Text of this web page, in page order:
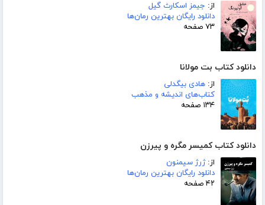
از: جیمز اسکارث گیل
دانلود رایگان بهترین رمان‌ها
۷۳ صفحه
دانلود کتاب بت مولانا
از: هادی بیگدلی
کتاب‌های اندیشه و مذهب
۱۳۴ صفحه
دانلود کتاب کمیسر مگره و پیرزن
از:ژرژ سیمنون
دانلود رایگان بهترین رمان‌ها
۴۲ صفحه